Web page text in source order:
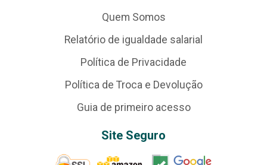
Quem Somos
Relatório de igualdade salarial
Política de Privacidade
Política de Troca e Devolução
Guia de primeiro acesso
Site Seguro